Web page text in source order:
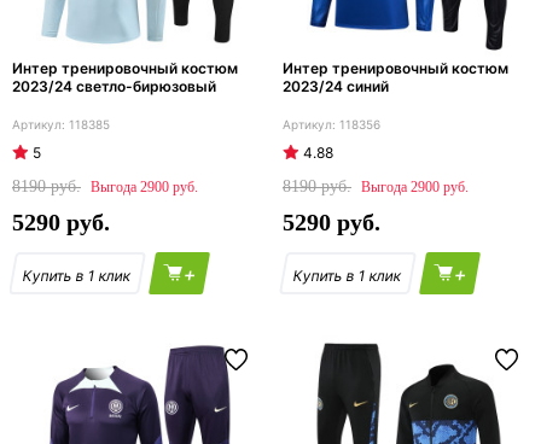
Интер тренировочный костюм
2023/24 светло-бирюзовый
118385
5
8190
2900
5290
+
Интер тренировочный костюм
2023/24 синий
118356
4.88
8190
2900
5290
+